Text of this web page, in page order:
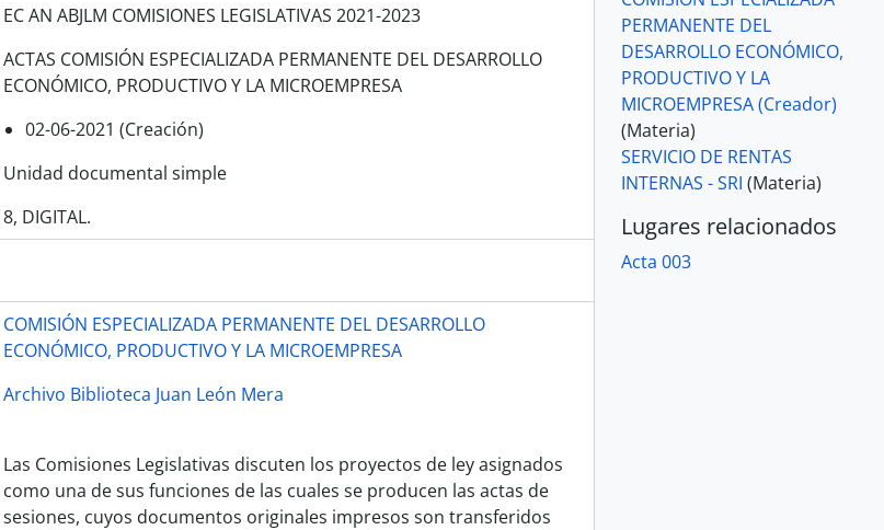
EC AN ABJLM COMISIONES LEGISLATIVAS 2021-2023
ACTAS COMISIÓN ESPECIALIZADA PERMANENTE DEL DESARROLLO
ECONÓMICO, PRODUCTIVO Y LA MICROEMPRESA
02-06-2021 (Creación)
Unidad documental simple
8, DIGITAL.
COMISIÓN ESPECIALIZADA PERMANENTE DEL DESARROLLO
ECONÓMICO, PRODUCTIVO Y LA MICROEMPRESA
Archivo Biblioteca Juan León Mera
Las Comisiones Legislativas discuten los proyectos de ley asignados
como una de sus funciones de las cuales se producen las actas de
sesiones, cuyos documentos originales impresos son transferidos
PERMANENTE DEL
DESARROLLO ECONÓMICO,
PRODUCTIVO Y LA
MICROEMPRESA (Creador)
(Materia)
SERVICIO DE RENTAS
INTERNAS - SRI (Materia)
Lugares relacionados
Acta 003